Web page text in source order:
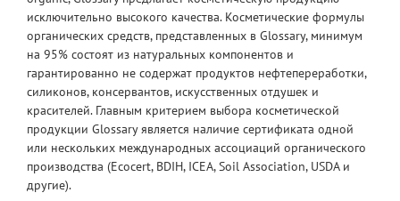
исключительно высокого качества. Косметические формулы
органических средств, представленных в Glossary, минимум
на 95% состоят из натуральных компонентов и
гарантированно не содержат продуктов нефтепереработки,
силиконов, консервантов, искусственных отдушек и
красителей. Главным критерием выбора косметической
продукции Glossary является наличие сертификата одной
или нескольких международных ассоциаций органического
производства (Ecocert, BDIH, ICEA, Soil Association, USDA и
другие).